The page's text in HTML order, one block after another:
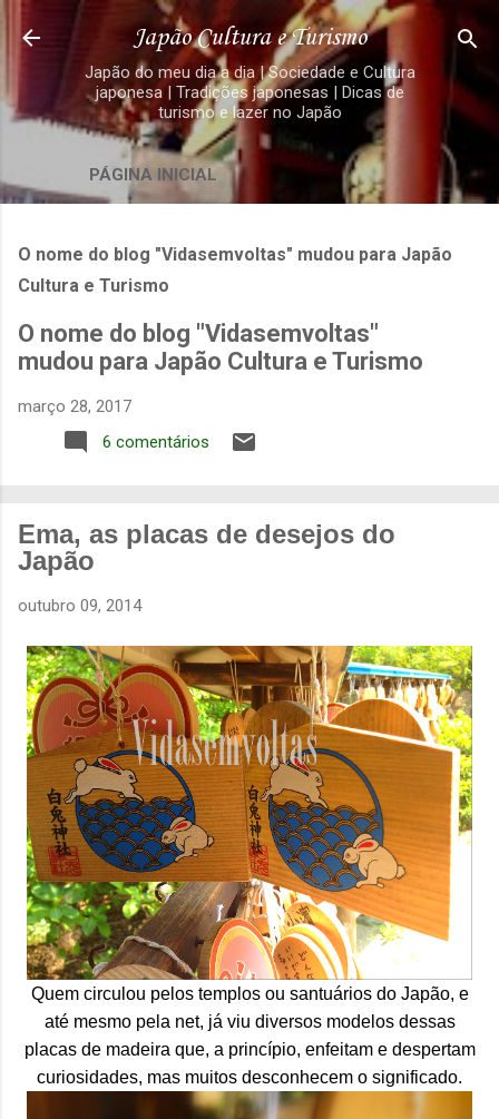
Pular para o conteúdo principal
Japão Cultura e Turismo
Japão do meu dia a dia | Sociedade e Cultura
japonesa | Tradições japonesas | Dicas de
turismo e lazer no Japão
PÁGINA INICIAL
O nome do blog "Vidasemvoltas" mudou para Japão
Cultura e Turismo
O nome do blog "Vidasemvoltas"
mudou para Japão Cultura e Turismo
março 28, 2017
6 comentários
Ema, as placas de desejos do
Japão
outubro 09, 2014
Quem circulou pelos templos ou santuários do Japão, e
até mesmo pela net, já viu diversos modelos dessas
placas de madeira que, a princípio, enfeitam e despertam
curiosidades, mas muitos desconhecem o significado.